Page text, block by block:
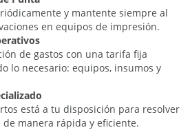
y mantente siempre al
en equipos de impresión.
de gastos con una tarifa fija
lo necesario: equipos, insumos y
está a tu disposición para resolver
manera rápida y eficiente.